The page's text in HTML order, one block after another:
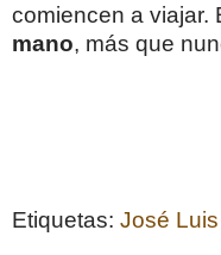
comiencen a viajar.
mano, más que
Etiquetas: José